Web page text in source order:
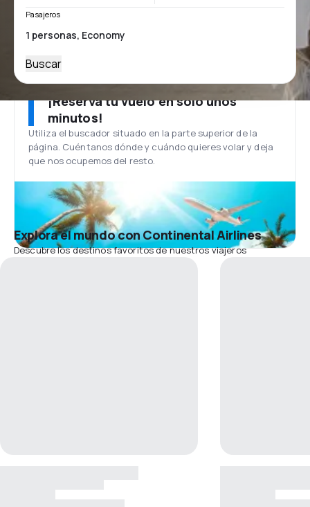
Pasajeros
Buscar
¡Reserva tu vuelo en solo unos
minutos!
Utiliza el buscador situado en la parte superior de la
página. Cuéntanos dónde y cuándo quieres volar y deja
que nos ocupemos del resto.
Explora el mundo con Continental Airlines
Descubre los destinos favoritos de nuestros viajeros